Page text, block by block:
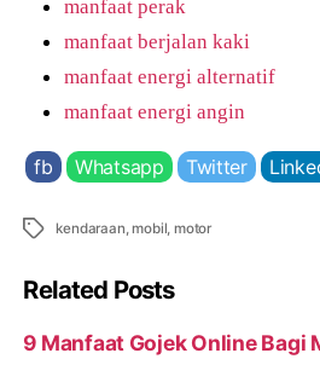
manfaat perak
manfaat berjalan kaki
manfaat energi alternatif
manfaat energi angin
fb Whatsapp Twitter
Tags kendaraan ,mobil motor
Related Posts
9 Manfaat Gojek Online Bagi